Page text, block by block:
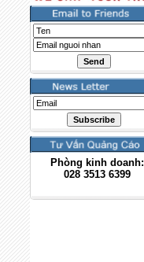
Phòng kinh doanh:
028 3513 6399